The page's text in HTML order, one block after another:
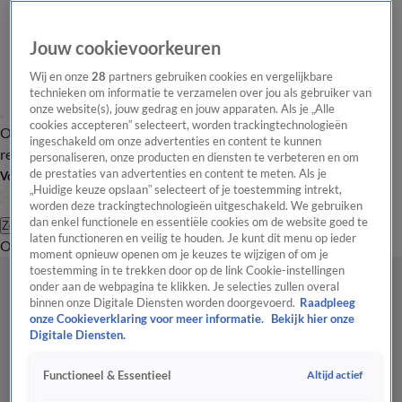
Overzicht Laatste nieuws Regionieuws Het beste van Hart
Tip de
redactie
Volg Hart van Nederland
Zoeken
OverzichtRegioUitzendingenWeerTip de redactiePanelVideo's
Jouw cookievoorkeuren
Wij en onze28 partners gebruiken cookies en vergelijkbare
technieken om informatie te verzamelen over jou als gebruiker van
onze website(s), jouw gedrag en jouw apparaten. Als je „Alle
cookies accepteren” selecteert, worden trackingtechnologieën
ingeschakeld om onze advertenties en content te kunnen
personaliseren, onze producten en diensten te verbeteren en om
de prestaties van advertenties en content te meten. Als je
„Huidige keuze opslaan” selecteert of je toestemming intrekt,
worden deze trackingtechnologieën uitgeschakeld. We gebruiken
dan enkel functionele en essentiële cookies om de website goed te
laten functioneren en veilig te houden. Je kunt dit menu op ieder
moment opnieuw openen om je keuzes te wijzigen of om je
toestemming in te trekken door op de link Cookie-instellingen
onder aan de webpagina te klikken. Je selecties zullen overal
binnen onze Digitale Diensten worden doorgevoerd. Raadpleeg
onze Cookieverklaring voor meer informatie.
Bekijk hier onze
Digitale Diensten.
Functioneel & Essentieel Altijd actief